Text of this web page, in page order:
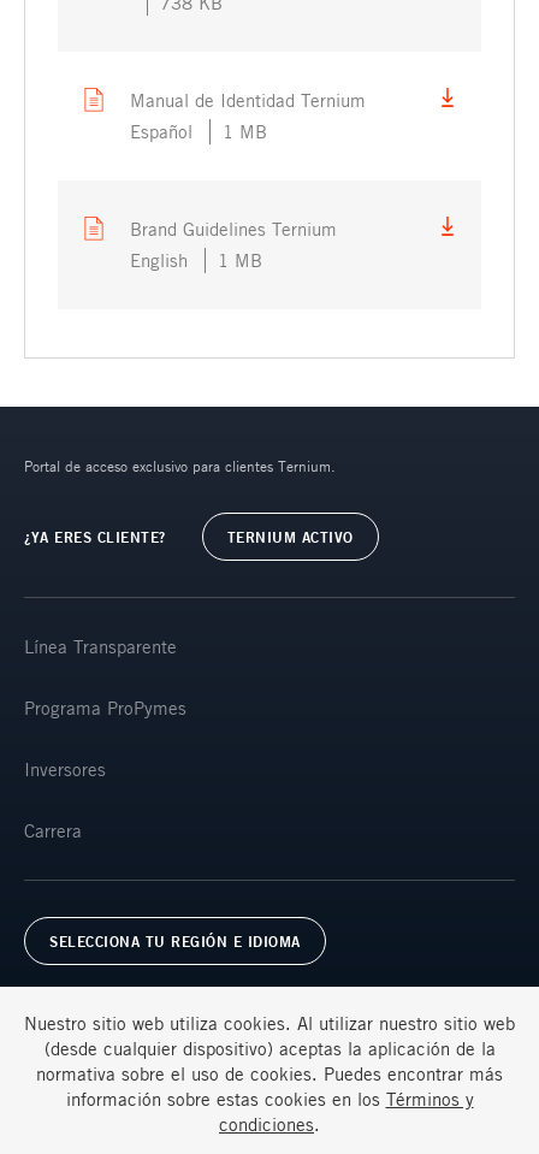
Manual de Identidad Ternium
Español
1 MB
Brand Guidelines Ternium
English
1 MB
Portal de acceso exclusivo para clientes Ternium.
¿YA ERES CLIENTE? TERNIUM ACTIVO
Línea Transparente
Programa ProPymes
Inversores
Carrera
SELECCIONA TU REGIÓN E IDIOMA
Términos y condiciones Privacidad Preguntas frecuentes
Nuestro sitio web utiliza cookies. Al utilizar nuestro sitio web
(desde cualquier dispositivo) aceptas la aplicación de la
normativa sobre el uso de cookies. Puedes encontrar más
información sobre estas cookies en los Términos y
condiciones.